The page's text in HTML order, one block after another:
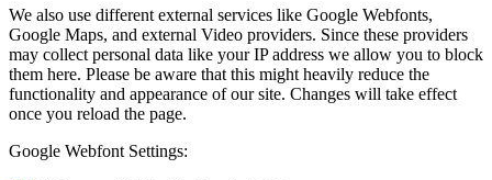
We also use different external services like Google Webfonts,
Google Maps, and external Video providers. Since these providers
may collect personal data like your IP address we allow you to block
them here. Please be aware that this might heavily reduce the
functionality and appearance of our site. Changes will take effect
once you reload the page.
Google Webfont Settings: